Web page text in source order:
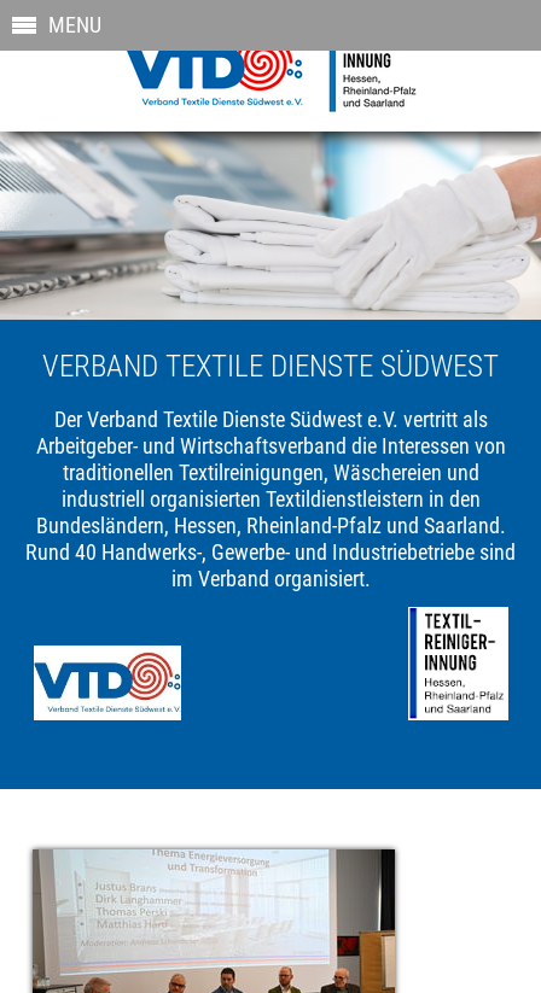
MENU
VERBAND TEXTILE DIENSTE SÜDWEST
Der Verband Textile Dienste Südwest e.V. vertritt als
Arbeitgeber- und Wirtschaftsverband die Interessen von
traditionellen Textilreinigungen, Wäschereien und
industriell organisierten Textildienstleistern in den
Bundesländern, Hessen, Rheinland-Pfalz und Saarland.
Rund 40 Handwerks-, Gewerbe- und Industriebetriebe sind
im Verband organisiert.